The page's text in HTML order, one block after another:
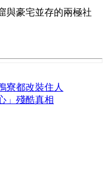
與豪宅並存的兩極社
寮都改裝住人
」殘酷真相